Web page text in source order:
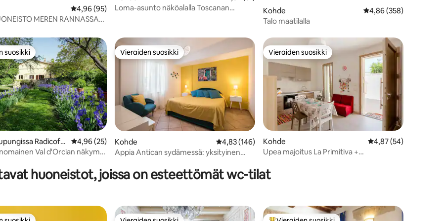
harvinaisissa tapauksissa,
pyytävät niitä.
Keskimääräinen arvio 4,96/5, 95 arvostelua
4,96 (95)
MEREN RANNASSA
Loma-asunto näköalalla Toscanan
Kohde Keskimääräinen arvio
4,86 (358)
Talo maatilalla
5, 197 arvostelua
suosikki
suosikki
Radicofa
Keskimääräinen arvio 4,96/5, 25 arvostelua
4,96 (25)
Val d'Orcian näkymä
Vieraiden suosikki
Vieraiden suosikki
Kohde Keskimääräinen arvio 4,83/5, 146 arvostelua
4,83 (146)
Appia Antican sydämessä: yksityinen
Vieraiden suosikki
Vieraiden suosikki
Kohde Keskimääräinen
4,87 (54)
Upea majoitus La Primitiva +
huoneistot, joissa on esteettömät wc-tilat